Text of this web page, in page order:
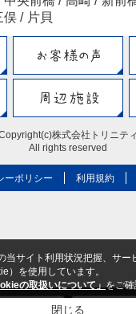
俣 / 片貝
株式会社トリニティ
All rights reserved
ーポリシー 利用規約
当サイト利用状況把握、サー
）を使用しています。
の取扱いについて」をご
閉じる